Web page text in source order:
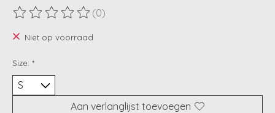
De beoordeling van dit product is
(0)
Niet op voorraad
Size: *
Aan verlanglijst toevoegen